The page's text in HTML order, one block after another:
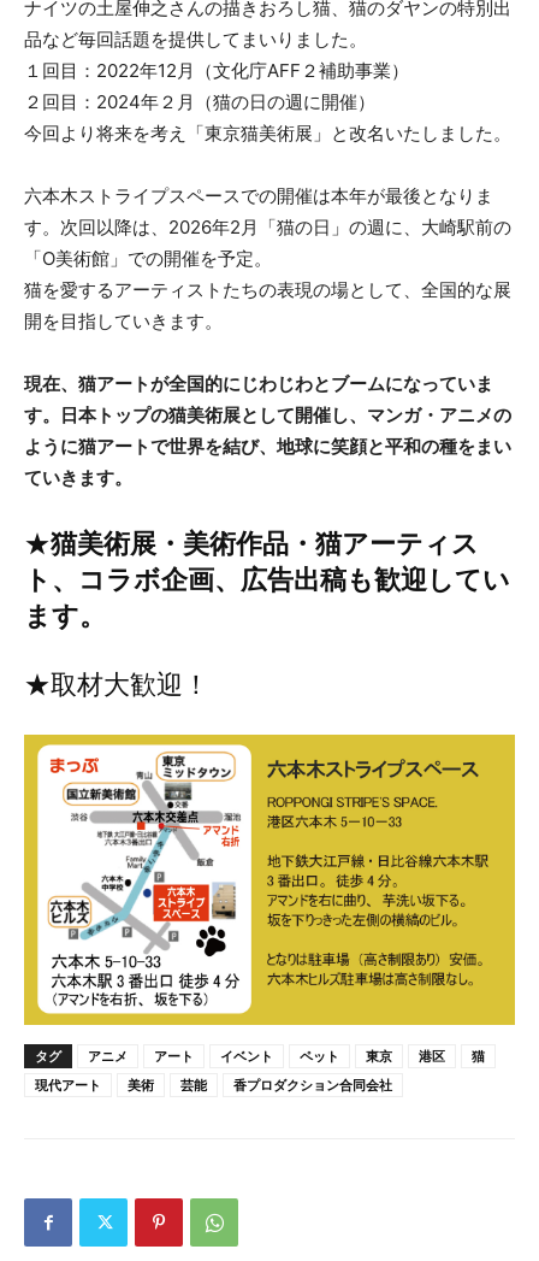
ナイツの土屋伸之さんの描きおろし猫、猫のダヤンの特別出
品など毎回話題を提供してまいりました。
１回目：2022年12月（文化庁AFF２補助事業）
２回目：2024年２月（猫の日の週に開催）
今回より将来を考え「東京猫美術展」と改名いたしました。
六本木ストライプスペースでの開催は本年が最後となりま
す。次回以降は、2026年2月「猫の日」の週に、大崎駅前の
「O美術館」での開催を予定。
猫を愛するアーティストたちの表現の場として、全国的な展
開を目指していきます。
現在、猫アートが全国的にじわじわとブームになっていま
す。日本トップの猫美術展として開催し、マンガ・アニメの
ように猫アートで世界を結び、地球に笑顔と平和の種をまい
ていきます。
★猫美術展・美術作品・猫アーティス
ト、コラボ企画、広告出稿も歓迎してい
ます。
★取材大歓迎！
タグ アニメ アート イベント ペット 東京 港区
猫
現代アート
美術 芸能 香プロダクション合同会社